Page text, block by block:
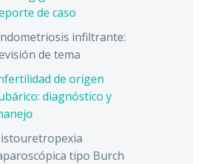
de caso
infiltrante:
de tema
de origen
diagnóstico y
tipo Burch